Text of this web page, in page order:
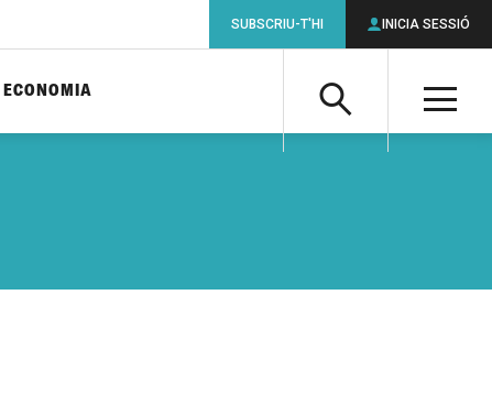
Cerca
ECONOMIA
SUBSCRIU-T'HI INICIA SESSIÓ